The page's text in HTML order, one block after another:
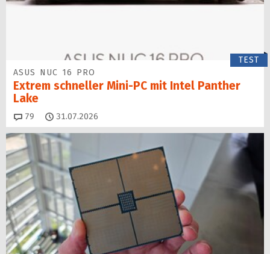
TEST
ASUS NUC 16 PRO
Extrem schneller Mini-PC mit Intel Panther
Lake
79 Kommentare
31.07.2026